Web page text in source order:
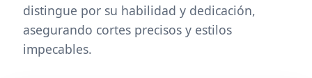
distingue por su habilidad y dedicación,
asegurando cortes precisos y estilos
impecables.